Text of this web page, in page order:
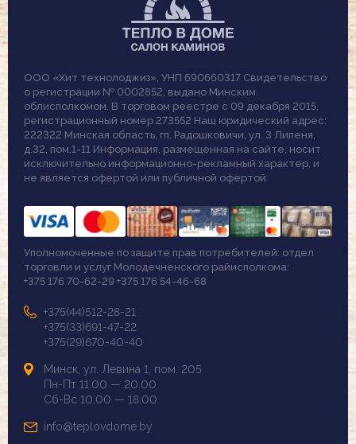
ООО «Хит технолоджиз», УНП 690660317 Свидетельство
о регистрации № 0002852, выдано Минским
облисполкомом. В торговом реестре с 09 декабря 2015,
регистрационный номер 273552 Наш юридический адрес:
222322 Минская область, гп. Радошковичи, ул. 3 Липеня,
д.32, пом.1-11 Информация, размещенная на сайте, носит
исключительно информационно-рекламный характер, и
не является офертой или публичной офертой
Уполномоченные по защите прав потребителей: отдел
торговли и услуг Молодечненского райисполкома:
+375 176 70-62-29 +375 176 54-46-68
+375(44)512-28-21
+375(33)691-47-22
+375(29)670-40-40
Минск, ул. Левина 1, пом. 205
Пн-Пт 11.00 — 20.00
Сб-Вс 10.00 — 18.00
info@teplovdome.by